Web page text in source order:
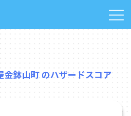
金鉢山町 のハザードスコア